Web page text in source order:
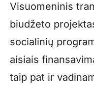
Visuomeninis
biudžeto
socialinių
aisiais
taip pat ir